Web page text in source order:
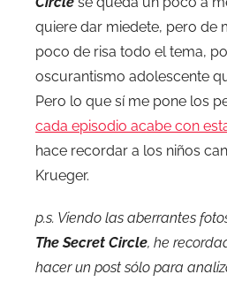
quiere dar miedete, pero de
poco de risa todo el tema,
oscurantismo adolescente
Pero lo que sí me pone los
cada episodio acabe con
hace recordar a los niños
Krueger.
p.s. Viendo las aberrantes
The Secret Circle, he
hacer un post sólo para